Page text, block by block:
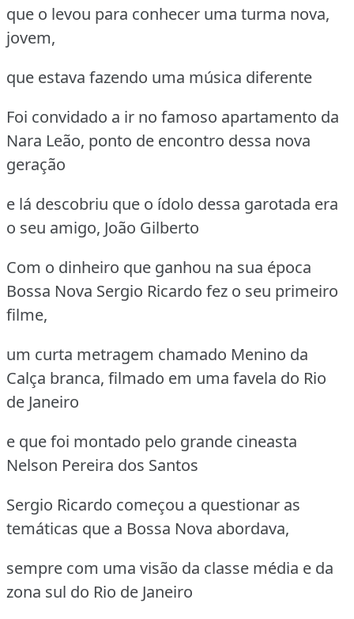
que o levou para conhecer uma turma nova,
jovem,
que estava fazendo uma música diferente
Foi convidado a ir no famoso apartamento da
Nara Leão, ponto de encontro dessa nova
geração
e lá descobriu que o ídolo dessa garotada era
o seu amigo, João Gilberto
Com o dinheiro que ganhou na sua época
Bossa Nova Sergio Ricardo fez o seu primeiro
filme,
um curta metragem chamado Menino da
Calça branca, filmado em uma favela do Rio
de Janeiro
e que foi montado pelo grande cineasta
Nelson Pereira dos Santos
Sergio Ricardo começou a questionar as
temáticas que a Bossa Nova abordava,
sempre com uma visão da classe média e da
zona sul do Rio de Janeiro